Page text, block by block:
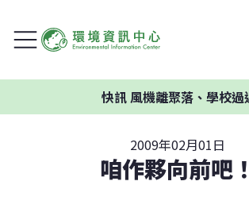
快訊風機離聚落、學校過近
2009年02月01日
咱作夥向前吧！